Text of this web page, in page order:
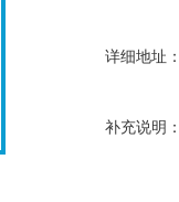
详细地址：
补充说明：